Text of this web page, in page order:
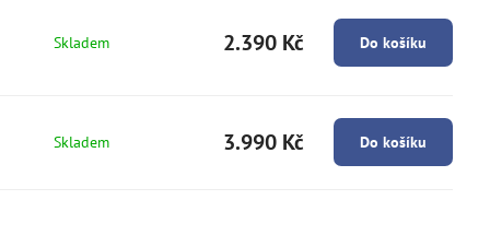
Skladem 2.390 Kč Do košíku
Skladem 3.990 Kč Do košíku